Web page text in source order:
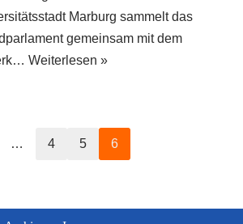
Marburg sammelt das
gemeinsam mit dem
Weiterlesen »
… 4 5 6